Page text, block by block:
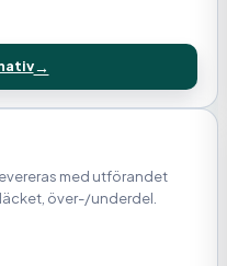
med utförandet
över-/underdel.